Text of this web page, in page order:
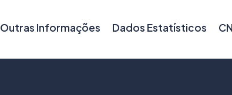
Outras Informações Dados Estatísticos